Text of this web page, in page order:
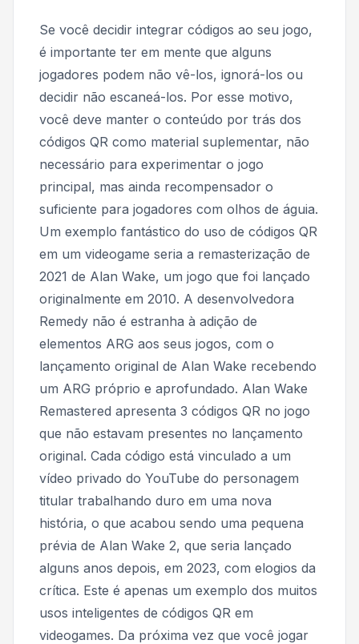
Se você decidir integrar códigos ao seu jogo,
é importante ter em mente que alguns
jogadores podem não vê-los, ignorá-los ou
decidir não escaneá-los. Por esse motivo,
você deve manter o conteúdo por trás dos
códigos QR como material suplementar, não
necessário para experimentar o jogo
principal, mas ainda recompensador o
suficiente para jogadores com olhos de águia.
Um exemplo fantástico do uso de códigos QR
em um videogame seria a remasterização de
2021 de Alan Wake, um jogo que foi lançado
originalmente em 2010. A desenvolvedora
Remedy não é estranha à adição de
elementos ARG aos seus jogos, com o
lançamento original de Alan Wake recebendo
um ARG próprio e aprofundado. Alan Wake
Remastered apresenta 3 códigos QR no jogo
que não estavam presentes no lançamento
original. Cada código está vinculado a um
vídeo privado do YouTube do personagem
titular trabalhando duro em uma nova
história, o que acabou sendo uma pequena
prévia de Alan Wake 2, que seria lançado
alguns anos depois, em 2023, com elogios da
crítica. Este é apenas um exemplo dos muitos
usos inteligentes de códigos QR em
videogames. Da próxima vez que você jogar